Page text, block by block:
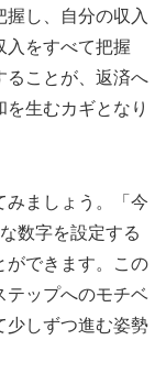
し、自分の収入
入をすべて把握
ることが、返済へ
生むカギとなり
みましょう。「今
数字を設定する
ができます。この
テップへのモチベ
少しずつ進む姿勢